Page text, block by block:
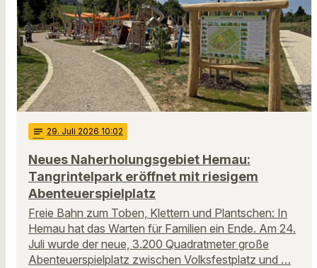
notes 29. Juli 2026 10:02
Neues Naherholungsgebiet Hemau:
Tangrintelpark eröffnet mit riesigem
Abenteuerspielplatz
Freie Bahn zum Toben, Klettern und Plantschen: In
Hemau hat das Warten für Familien ein Ende. Am 24.
Juli wurde der neue, 3.200 Quadratmeter große
Abenteuerspielplatz zwischen Volksfestplatz und …